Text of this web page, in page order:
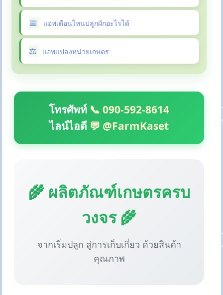
แอพเดือนไหนปลูกผักอะไรได้
แอพแปลงหน่วยเกษตร
โทรศัพท์ 📞 090-592-8614
ไลน์ไอดี 💬 @FarmKaset
🌾 ผลิตภัณฑ์เกษตรครบ
วงจร 🌾
จากเริ่มปลูก สู่การเก็บเกี่ยว ด้วยสินค้า
คุณภาพ